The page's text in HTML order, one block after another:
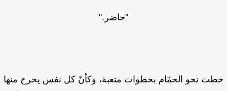
"حاضر."
نحو الحمّام بخطوات متعبة، وكأنّ كل نفس يخرج منها